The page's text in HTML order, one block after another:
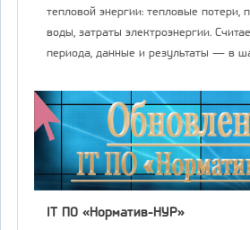
тепловой энергии: тепловые потери,
воды, затраты электроэнергии.
периода, данные и результаты — в
IT ПО «Норматив-НУР»